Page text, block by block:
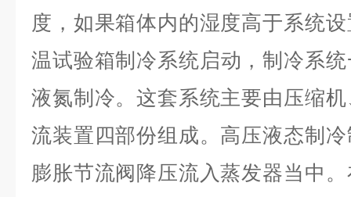
度，如果箱体内的湿度高于系统
温试验箱制冷系统启动，制冷系
液氮制冷。这套系统主要由压缩
流装置四部份组成。高压液态制
膨胀节流阀降压流入蒸发器当中